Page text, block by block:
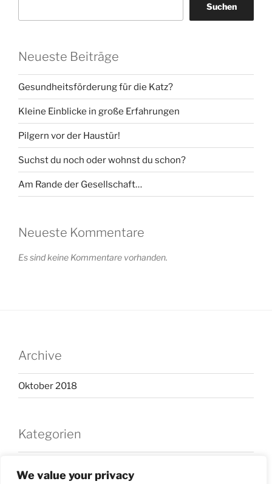
We value your privacy
Suchen
Neueste Beiträge
Gesundheitsförderung für die Katz?
Kleine Einblicke in große Erfahrungen
Pilgern vor der Haustür!
Suchst du noch oder wohnst du schon?
Am Rande der Gesellschaft…
Neueste Kommentare
Es sind keine Kommentare vorhanden.
Archive
Oktober 2018
Kategorien